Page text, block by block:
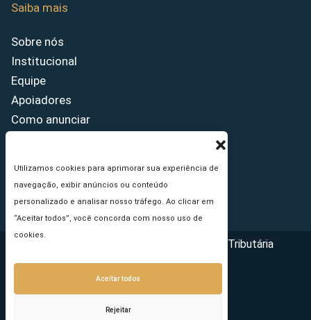
Utilizamos cookies para aprimorar sua experiência de
navegação, exibir anúncios ou conteúdo
personalizado e analisar nosso tráfego. Ao clicar em
“Aceitar todos”, você concorda com nosso uso de
cookies.
Aceitar todos
Rejeitar
Saiba mais
Sobre nós
Institucional
Equipe
Apoiadores
Como anunciar
Princípios Editoriais
Copyright © 2026 - Portal da Reforma Tributária